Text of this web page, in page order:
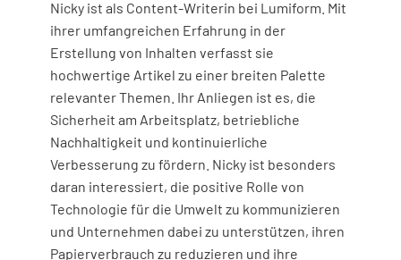
Nicky ist als Content-Writerin bei Lumiform. Mit
ihrer umfangreichen Erfahrung in der
Erstellung von Inhalten verfasst sie
hochwertige Artikel zu einer breiten Palette
relevanter Themen. Ihr Anliegen ist es, die
Sicherheit am Arbeitsplatz, betriebliche
Nachhaltigkeit und kontinuierliche
Verbesserung zu fördern. Nicky ist besonders
daran interessiert, die positive Rolle von
Technologie für die Umwelt zu kommunizieren
und Unternehmen dabei zu unterstützen, ihren
Papierverbrauch zu reduzieren und ihre